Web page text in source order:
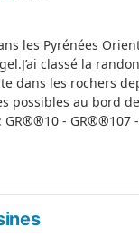
les Pyrénées
classé la
dans les rochers
possibles au bord
- GR®®107
le terrain. ⚠️ Du
d’Orlu, une